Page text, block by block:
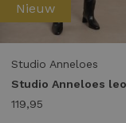
Nieuw
Studio Anneloes
119,95